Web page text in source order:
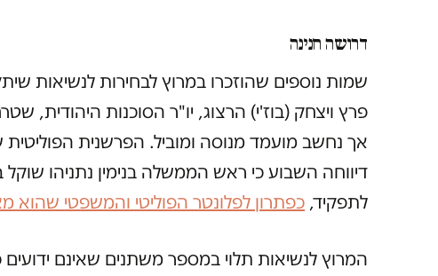
דרושה חנינה
שמות נוספים שהוזכרו במרוץ לבחירות לנשיאות
פרץ ויצחק (בוז'י) הרצוג, יו"ר הסוכנות היהודית,
אך נחשב מועמד מנוסה ומוביל. הפרשנית
דיווחה השבוע כי ראש הממשלה בנימין נתניהו
לתפקיד, כפתרון לפלונטר הפוליטי והמשפטי שהוא
המרוץ לנשיאות תלוי במספר משתנים שאינם ידועים